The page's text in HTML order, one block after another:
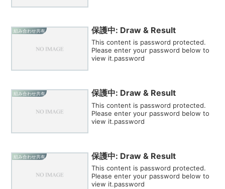
組み合わせ共有 保護中: Draw & Result
This content is password protected.
Please enter your password below to
view it.password
組み合わせ共有 保護中: Draw & Result
This content is password protected.
Please enter your password below to
view it.password
組み合わせ共有 保護中: Draw & Result
This content is password protected.
Please enter your password below to
view it.password